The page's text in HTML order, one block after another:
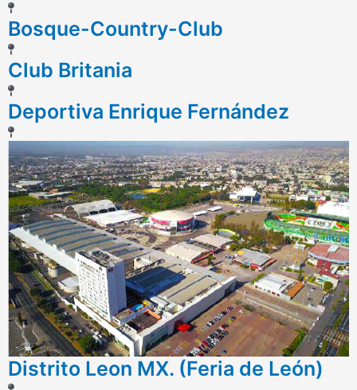
Bosque-Country-Club
Club Britania
Deportiva Enrique Fernández
Distrito Leon MX. (Feria de León)